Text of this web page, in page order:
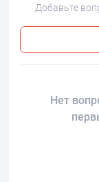
Добавьте
Нет